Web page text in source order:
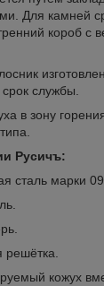
Для камней
короб с
срок службы.
в зону
Русичъ:
сталь марки
решётка.
кожух